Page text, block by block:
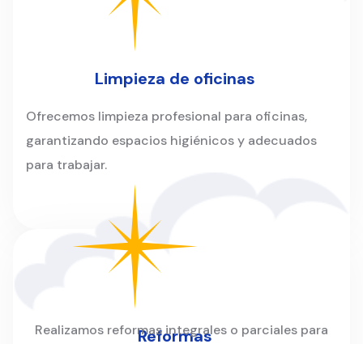
Limpieza de oficinas
Ofrecemos limpieza profesional para oficinas,
garantizando espacios higiénicos y adecuados
para trabajar.
Reformas
Realizamos reformas integrales o parciales para